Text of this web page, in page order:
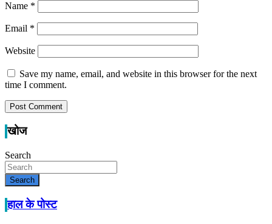
Name *
Email *
Website
Save my name, email, and website in this browser for the next
time I comment.
खोज
Search
Search
हाल के पोस्ट